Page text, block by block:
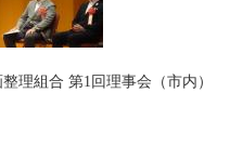
理組合 第1回理事会（市内）